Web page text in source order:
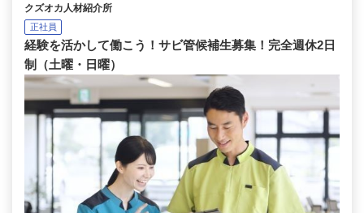
クズオカ人材紹介所
正社員
経験を活かして働こう！サビ管候補生募集！完全週休2日
制（土曜・日曜）